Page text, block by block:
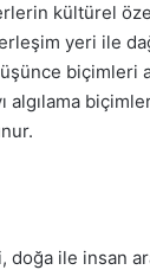
kültürel
yeri ile
biçimleri
algılama
doğa ile